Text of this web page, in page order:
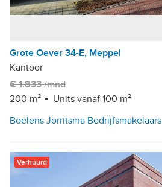
Grote Oever 34-E, Meppel
Kantoor
€ 1.833 /mnd
200 m²
Units vanaf 100 m²
Boelens Jorritsma Bedrijfsmakelaars
Verhuurd